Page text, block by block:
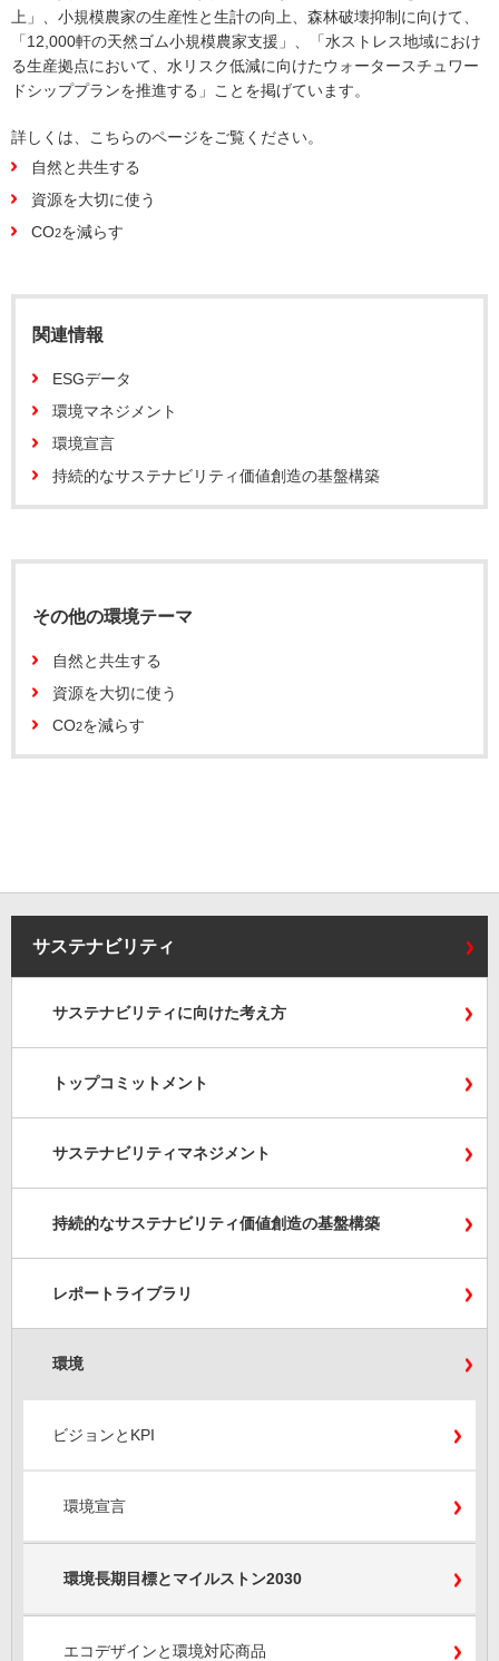
上」、小規模農家の生産性と生計の向上、森林破壊抑制に向けて、
「12,000軒の天然ゴム小規模農家支援」、「水ストレス地域におけ
る生産拠点において、水リスク低減に向けたウォータースチュワー
ドシッププランを推進する」ことを掲げています。
詳しくは、こちらのページをご覧ください。
自然と共生する
資源を大切に使う
CO2を減らす
関連情報
ESGデータ
環境マネジメント
環境宣言
持続的なサステナビリティ価値創造の基盤構築
その他の環境テーマ
自然と共生する
資源を大切に使う
CO2を減らす
サステナビリティ
サステナビリティに向けた考え方
トップコミットメント
サステナビリティマネジメント
持続的なサステナビリティ価値創造の基盤構築
レポートライブラリ
環境
ビジョンとKPI
環境宣言
環境長期目標とマイルストン2030
エコデザインと環境対応商品